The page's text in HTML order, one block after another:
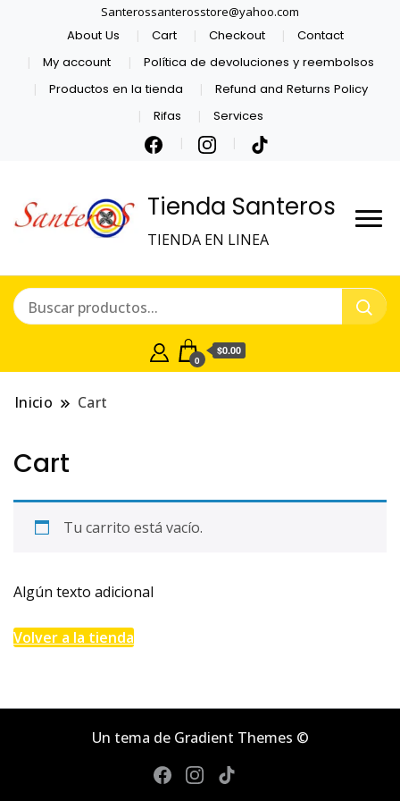
Santerossanterosstore@yahoo.com
About Us Cart Checkout
Contact
My account
Política de devoluciones y reembolsos
Productos en la tienda
Refund and Returns Policy
Rifas
Services
Tienda Santeros
TIENDA EN LINEA
0
$0.00
Inicio Cart
Cart
Tu carrito está vacío.
Algún texto adicional
Volver a la tienda
Un tema de Gradient Themes ©